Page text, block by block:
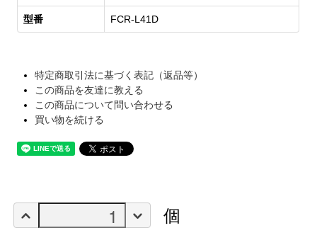
型番 FCR-L41D
特定商取引法に基づく表記（返品等）
この商品を友達に教える
この商品について問い合わせる
買い物を続ける
個